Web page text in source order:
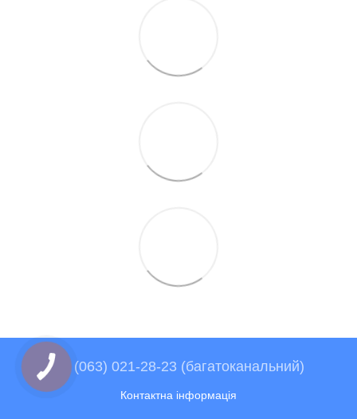
+38 (063) 021-28-23 (багатоканальний)
Контактна інформація